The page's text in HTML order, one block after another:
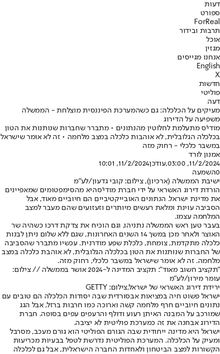
דעות
ספורט
ForReal
תרבות ובידור
אוכל
מגזין
אנחנו מגייסים
English
X
חדשות
פוליטי
דעה
מעיקים על הכלכלה: גם כשהמערכת הפיננסית מוצלחת - הממשלה
משפיעה על הדירוג
מודי'ס מתעלמת לחלוטין מהנתונים • מתברר שחברות שנותנות את הטון
בכלכלה הגלובלית, לא אוהבות כלכלה במצב מלחמה • זה לא אומר שישראל
במשבר כלכלי - רחוק מזה
אמנון לורד
11/2/2024, 03:00
,עודכן11/2/2024, 10:01
0השמעה
ישיבת הממשלה (ארכיון), צילום: קובי גדעון/לע״מ
הורדת דירוג האשראי על ידי חברת מודי'סהיא מהסימפטומים שמאפיינים
את מדינת ישראל. הנתונים האובייקטיביים הם חיוביים מאוד, אבל
הסביבה עוינת ומלאת רעשים מיותרים וזעזועים שהם מעבר למצב
המלחמה עצמו.
בעבר טען ראש הממשלה נתניהו, וגם הוכיח את צדקת דרכו כשהיה שר
האוצר ולאחר מכן במשך 14 השנים האחרונות, שגם ללא שלום ניתן לבנות
כלכלה מתקדמת, צומחת, כלכלת שפע מודרנית. עכשיו מתברר שהסביבה
של החברות שנותנות את הטון בכלכלה הגלובלית, לא אוהבת כלכלה במצב
מלחמה. זה לא אומר שישראל במשבר כלכלי, רחוק מזה.
"תקציב חשוב מאוד": תקציב המדינה ל-2024 אושר בממשלה // צילום:
עומר מירון/לע"מ
ירידת דירוג האשראי של ישראל,צילום: GETTY
ישראל פשוט חיה במציאות אבסורדית שבה יסודות הכלכלה הם טובים עם
נתונים חיוביים חרף מלחמה קשה וארוכה כמו חרבות ברזל, אבל הגג
שמורכב על המבנה האיתן רעוע ודולף והרעפים עפים בסופה. חברת
הדירוג אבחנה את זה כמערכת פוליטית לא יציבה.
ישראל היא מדינה ייחודית שבה הגורם הפוליטי הוא גורם מעכב, מסרבל
ומעיק על הכלכלה. המערכת הפוליטית נדרשת לטפל בבעיות מכריעות
הקשורות למצב הביטחון ולאחדות החברה הישראלית, אבל גם לכלכלה